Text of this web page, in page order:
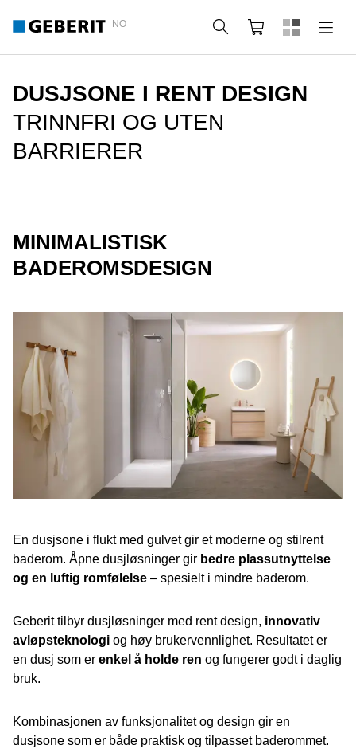
NO Søk Handlekurv
DUSJSONE I RENT DESIGN
TRINNFRI OG UTEN
BARRIERER
MINIMALISTISK
BADEROMSDESIGN
En dusjsone i flukt med gulvet gir et moderne og stilrent
baderom. Åpne dusjløsninger gir bedre plassutnyttelse
og en luftig romfølelse – spesielt i mindre baderom.
Geberit tilbyr dusjløsninger med rent design, innovativ
avløpsteknologi og høy brukervennlighet. Resultatet er
en dusj som er enkel å holde ren og fungerer godt i daglig
bruk.
Kombinasjonen av funksjonalitet og design gir en
dusjsone som er både praktisk og tilpasset baderommet.